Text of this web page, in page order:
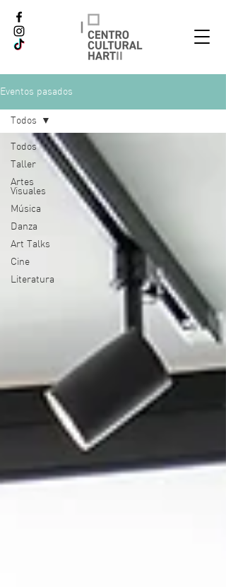
Eventos pasados
Todos
Taller
Artes
Visuales
Música
Danza
Art Talks
Cine
Literatura
Todos